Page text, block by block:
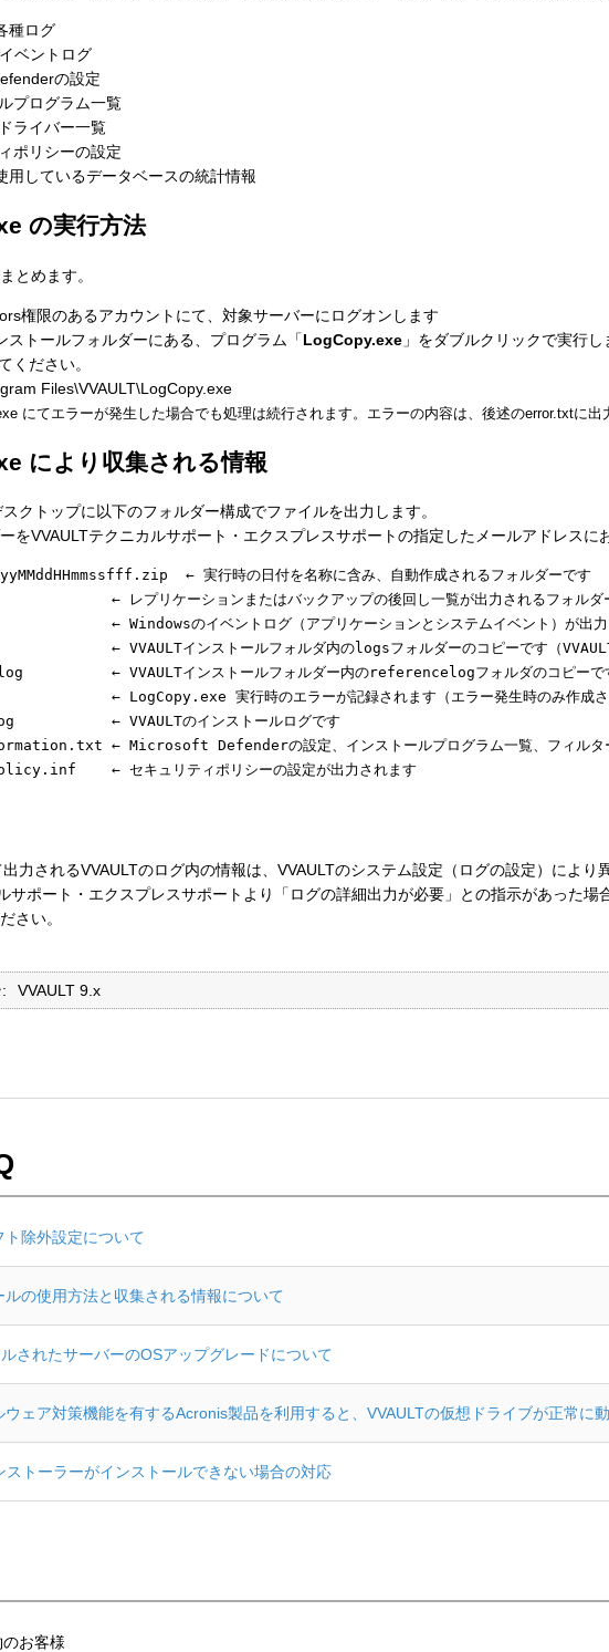
種ログ
ベントログ
の設定
プログラム一覧
ライバー一覧
ポリシーの設定
用しているデータベースの統計情報
の実行方法
とめます。
権限のあるアカウントにて、対象サーバーにログオンします
ストールフォルダーにある、プログラム「LogCopy.exe 」をダブルクリックで実行
ください。
Files\VVAULT\LogCopy.exe
にてエラーが発生した場合でも処理は続行されます。エラーの内容は、後述のerror.txtに出
により収集される情報
クトップに以下のフォルダー構成でファイルを出力します。
をVVAULTテクニカルサポート・エクスプレスサポートの指定したメールアドレスに
← 実行時の日付を名称に含み、自動作成されるフォルダーです
← レプリケーションまたはバックアップの後回し一覧が出力されるフォルダ
← Windowsのイベントログ（アプリケーションとシステムイベント）が出力
← VVAULTインストールフォルダ内のlogsフォルダーのコピーです（VVAULTの
← VVAULTインストールフォルダー内のreferencelogフォルダのコピーで
← LogCopy.exe 実行時のエラーが記録されます（エラー発生時のみ作成さ
← VVAULTのインストールログです
← Microsoft Defenderの設定、インストールプログラム一覧、フィルター
力されるVVAULTのログ内の情報は、VVAULTのシステム設定（ログの設定）により
サポート・エクスプレスサポートより「ログの詳細出力が必要」との指示があった場
さい。
VVAULT 9.x
除外設定について
の使用方法と収集される情報について
されたサーバーのOSアップグレードについて
ェア対策機能を有するAcronis製品を利用すると、VVAULTの仮想ドライブが正常に
ストーラーがインストールできない場合の対応
お客様